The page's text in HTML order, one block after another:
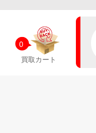
0
買取カート